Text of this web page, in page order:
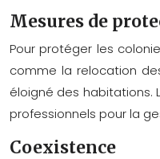
Mesures de
Pour protéger les
comme la relocation
éloigné des
professionnels pour la
Coexistence